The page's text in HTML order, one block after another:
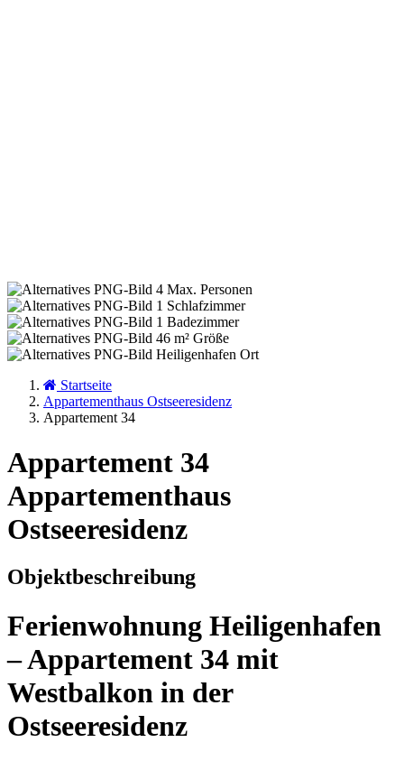
4 Max. Personen
1 Schlafzimmer
1 Badezimmer
46 m² Größe
Heiligenhafen Ort
Startseite
Appartementhaus Ostseeresidenz
Appartement 34
Appartement 34
Appartementhaus
Ostseeresidenz
Objektbeschreibung
Ferienwohnung Heiligenhafen
– Appartement 34 mit
Westbalkon in der
Ostseeresidenz